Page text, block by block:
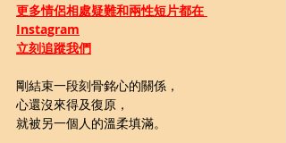
更多情侶相處疑難和兩性短片都在
Instagram
立刻追蹤我們
剛結束一段刻骨銘心的關係，
心還沒來得及復原，
就被另一個人的溫柔填滿。